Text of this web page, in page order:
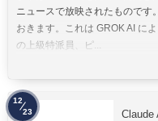
ニュースで放映されたものです
おきます。これは GROK AI に
の上級特派員、ピ...
Claude
12
23